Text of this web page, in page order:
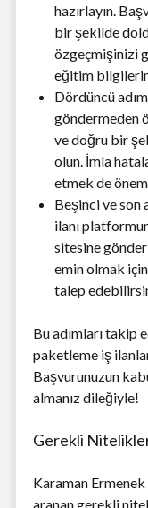
hazırlayın.
bir şekilde
özgeçmişinizi
eğitim
Dördüncü
göndermeden
ve doğru bir
olun. İmla
etmek de
Beşinci ve son
ilanı
sitesine
emin olmak
talep
Bu adımları takip
paketleme iş
Başvurunuzun
almanız dileğiyle!
Gerekli
Karaman
aranan gerekli